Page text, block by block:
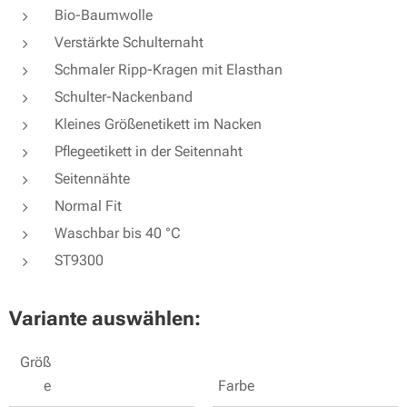
Bio-Baumwolle
Verstärkte Schulternaht
Schmaler Ripp-Kragen mit Elasthan
Schulter-Nackenband
Kleines Größenetikett im Nacken
Pflegeetikett in der Seitennaht
Seitennähte
Normal Fit
Waschbar bis 40 °C
ST9300
Variante auswählen:
Größ
e
Farbe